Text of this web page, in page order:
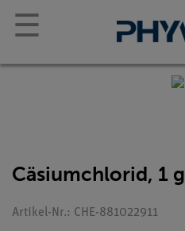
☰
Cäsiumchlorid, 1 g
Artikel-Nr.: CHE-881022911